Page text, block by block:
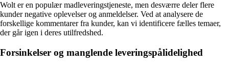
Wolt er en populær madleveringstjeneste, men desværre deler flere
kunder negative oplevelser og anmeldelser. Ved at analysere de
forskellige kommentarer fra kunder, kan vi identificere fælles temaer,
der går igen i deres utilfredshed.
Forsinkelser og manglende leveringspålidelighed